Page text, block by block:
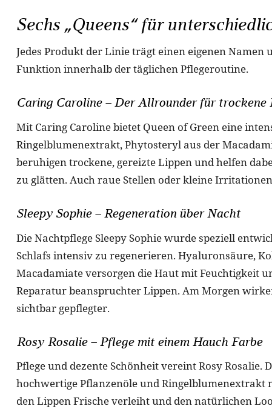
Sechs „Queens“ für
Jedes Produkt der Linie trägt einen eigenen Namen
Funktion innerhalb der täglichen Pflegeroutine.
Caring Caroline – Der Allrounder für trockene
Mit Caring Caroline bietet Queen of Green eine
Ringelblumenextrakt, Phytosteryl aus der
beruhigen trockene, gereizte Lippen und helfen
zu glätten. Auch raue Stellen oder kleine
Sleepy Sophie – Regeneration über Nacht
Die Nachtpflege Sleepy Sophie wurde speziell
Schlafs intensiv zu regenerieren. Hyaluronsäure,
Macadamiate versorgen die Haut mit Feuchtigkeit
Reparatur beanspruchter Lippen. Am Morgen
sichtbar gepflegter.
Rosy Rosalie – Pflege mit einem Hauch Farbe
Pflege und dezente Schönheit vereint Rosy
hochwertige Pflanzenöle und Ringelblumenextrakt
den Lippen Frische verleiht und den natürlichen